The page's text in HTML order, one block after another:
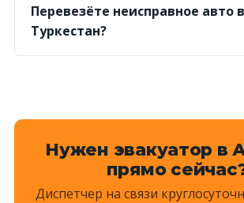
погрузки; дату и время подачи
заказе.
Перевезёте неисправное авто в
Туркестан?
Нужен эвакуатор в
прямо
Диспетчер на связи